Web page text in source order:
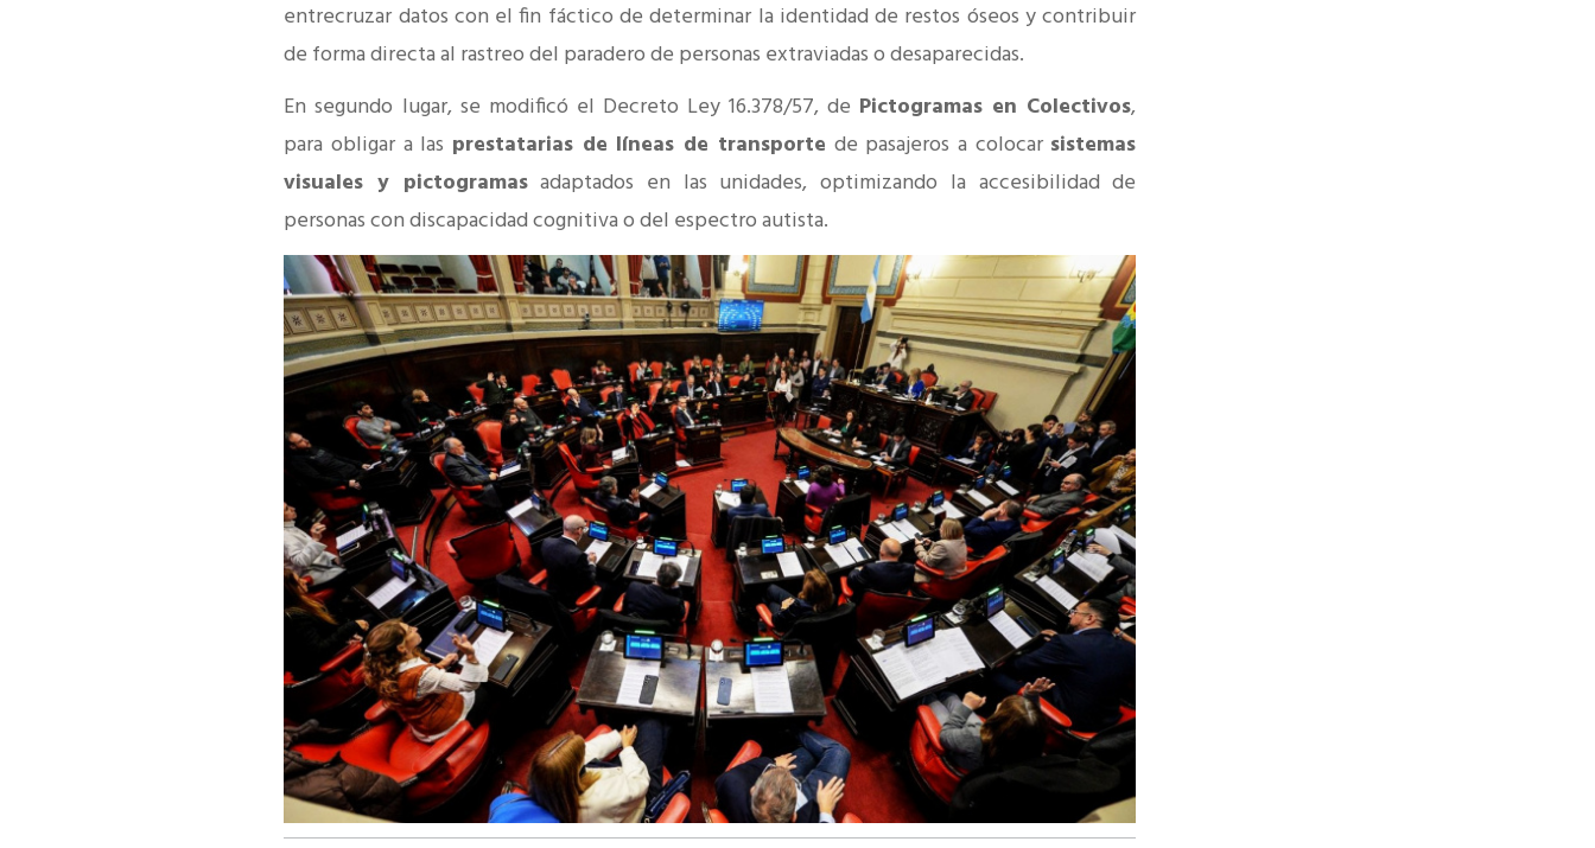
entrecruzar datos con el fin fáctico de determinar la identidad de restos óseos y contribuir
de forma directa al rastreo del paradero de personas extraviadas o desaparecidas.
En segundo lugar, se modificó el Decreto Ley 16.378/57, de Pictogramas en Colectivos,
para obligar a las prestatarias de líneas de transporte de pasajeros a colocar sistemas
visuales y pictogramasadaptados en las unidades, optimizando la accesibilidad de
personas con discapacidad cognitiva o del espectro autista.